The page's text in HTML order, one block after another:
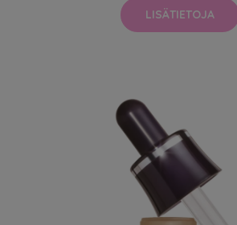
LISÄTIETOJA